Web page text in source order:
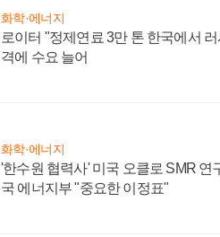
화학·에너지
로이터 "정제연료 3만 톤 한국에서
격에 수요 늘어
화학·에너지
'한수원 협력사' 미국 오클로 SMR 연
국 에너지부 "중요한 이정표"